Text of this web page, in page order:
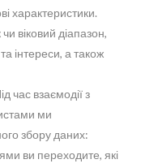
характеристики.
віковий діапазон,
інтереси, а також
час взаємодії з
ми
збору даних:
ви переходите, які